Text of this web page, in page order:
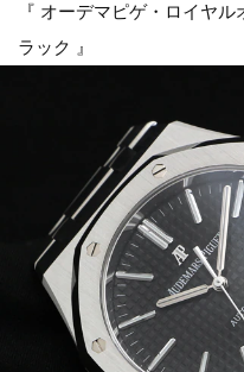
『 オーデマピゲ・ロイヤ
ラック 』